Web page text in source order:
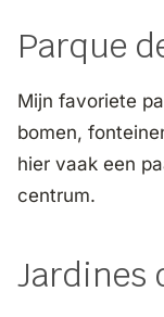
Parque
Mijn favoriete
bomen,
hier vaak een
centrum.
Jardines